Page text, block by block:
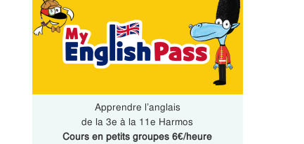
Apprendre l’anglais
de la 3e à la 11e Harmos
Cours en petits groupes 6€/heure